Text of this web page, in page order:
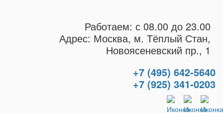
Работаем: с 08.00 до 23.00
Адрес: Москва, м. Тёплый Стан,
Новоясеневский пр., 1
+7 (495) 642-5640
+7 (925) 341-0203